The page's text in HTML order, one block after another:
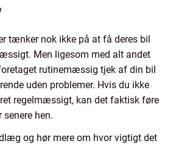
tænker nok ikke på at få deres bil
Men ligesom med alt andet
rutinemæssig tjek af din bil
uden problemer. Hvis du ikke
regelmæssigt, kan det faktisk føre
hen.
og hør mere om hvor vigtigt det